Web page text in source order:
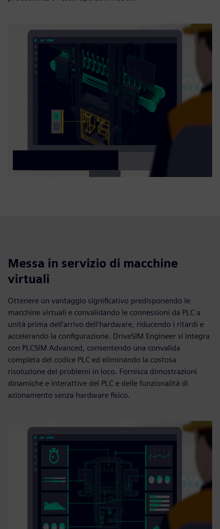
Messa in servizio di macchine
virtuali
Ottenere un vantaggio significativo predisponendo le
macchine virtuali e convalidando le connessioni da PLC a
unità prima dell'arrivo dell'hardware, riducendo i ritardi e
accelerando la configurazione. DriveSIM Engineer si integra
con PLCSIM Advanced, consentendo una convalida
completa del codice PLC ed eliminando la costosa
risoluzione dei problemi in loco. Fornisca dimostrazioni
dinamiche e interattive del PLC e delle funzionalità di
azionamento senza hardware fisico.